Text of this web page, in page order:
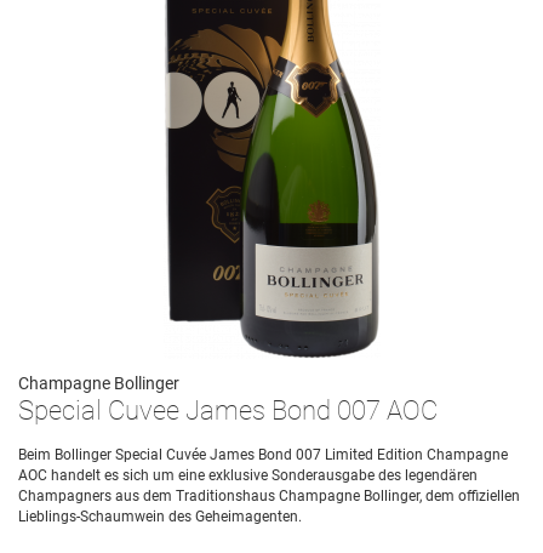
Champagne Bollinger
Special Cuvee James Bond 007 AOC
Beim Bollinger Special Cuvée James Bond 007 Limited Edition Champagne
AOC handelt es sich um eine exklusive Sonderausgabe des legendären
Champagners aus dem Traditionshaus Champagne Bollinger, dem offiziellen
Lieblings-Schaumwein des Geheimagenten.